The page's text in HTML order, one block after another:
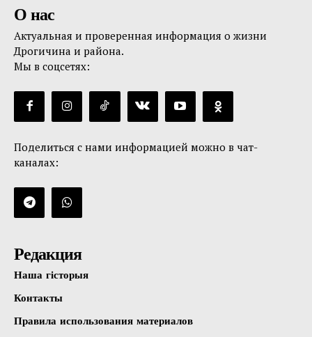
О нас
Актуальная и проверенная информация о жизни
Дрогичина и района.
Мы в соцсетях:
Поделиться с нами информацией можно в чат-
каналах:
Редакция
Наша гісторыя
Контакты
Правила использования материалов